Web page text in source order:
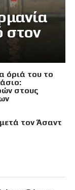
στον
όριά του το
στους
τον Άσαντ